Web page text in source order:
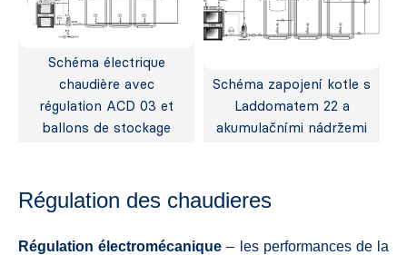
Schéma électrique
chaudière avec
régulation ACD 03 et
ballons de stockage
Schéma zapojení kotle s
Laddomatem 22 a
akumulačními nádržemi
Régulation des chaudieres
Régulation électromécanique – les performances de la